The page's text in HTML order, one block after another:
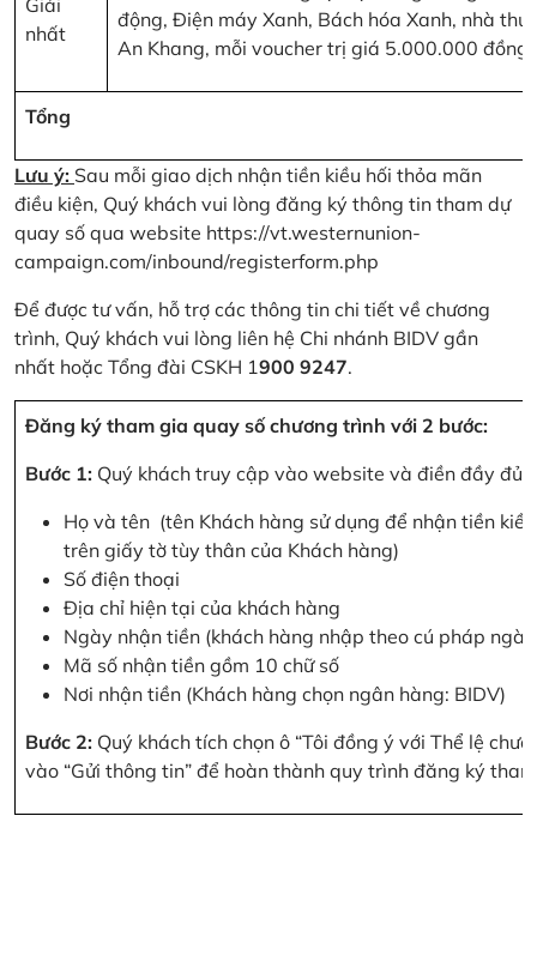
Giải
nhất
động, Điện máy Xanh, Bách hóa Xanh, nhà
An Khang, mỗi voucher trị giá 5.000.000 đồng
Tổng
Lưu ý: Sau mỗi giao dịch nhận tiền kiều hối thỏa mãn
điều kiện, Quý khách vui lòng đăng ký thông tin tham dự
quay số qua website https://vt.westernunion-
campaign.com/inbound/registerform.php
Để được tư vấn, hỗ trợ các thông tin chi tiết về chương
trình, Quý khách vui lòng liên hệ Chi nhánh BIDV gần
nhất hoặc Tổng đài CSKH 1900 9247.
Đăng ký tham gia quay số chương trình với 2 bước:
Bước 1: Quý khách truy cập vào website và điền đầy đủ
Họ và tên (tên Khách hàng sử dụng để nhận tiền
trên giấy tờ tùy thân của Khách hàng)
Số điện thoại
Địa chỉ hiện tại của khách hàng
Ngày nhận tiền (khách hàng nhập theo cú pháp
Mã số nhận tiền gồm 10 chữ số
Nơi nhận tiền (Khách hàng chọn ngân hàng: BIDV)
Bước 2: Quý khách tích chọn ô “Tôi đồng ý với Thể lệ
vào “Gửi thông tin” để hoàn thành quy trình đăng ký